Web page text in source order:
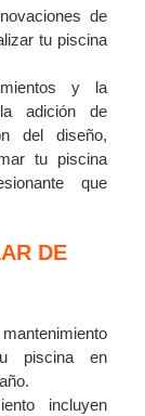
de
tu piscina
y la
adición de
del diseño,
tu piscina
que
DE
piscina en
incluyen